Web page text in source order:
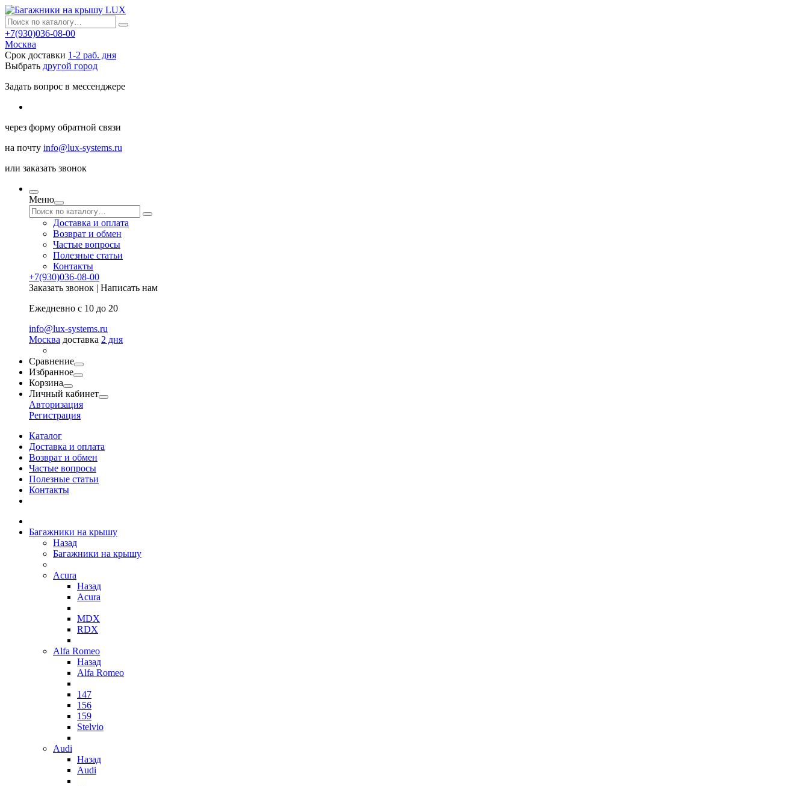
+7(930)036-08-00
Москва
Срок доставки 1-2 раб. дня
Выбрать другой город
Задать вопрос в мессенджере
через форму обратной связи
на почту info@lux-systems.ru
или заказать звонок
Меню
Доставка и оплата
Возврат и обмен
Частые вопросы
Полезные статьи
Контакты
+7(930)036-08-00
Заказать звонок | Написать нам
Ежедневно с 10 до 20
info@lux-systems.ru
Москва доставка 2 дня
Сравнение
Избранное
Корзина
Личный кабинет
Авторизация
Регистрация
Каталог
Доставка и оплата
Возврат и обмен
Частые вопросы
Полезные статьи
Контакты
Багажники на крышу
Назад
Багажники на крышу
Acura
Назад
Acura
MDX
RDX
Alfa Romeo
Назад
Alfa Romeo
147
156
159
Stelvio
Audi
Назад
Audi